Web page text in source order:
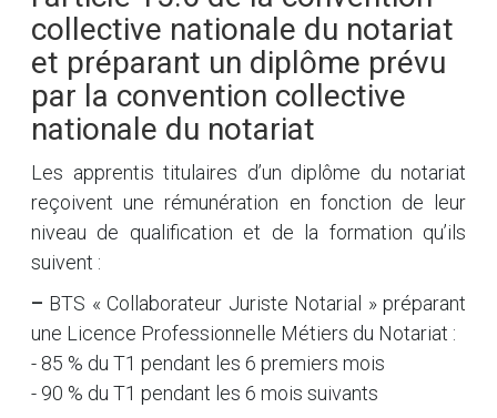
collective nationale du notariat
et préparant un diplôme prévu
par la convention collective
nationale du notariat
Les apprentis titulaires d’un diplôme du notariat
reçoivent une rémunération en fonction de leur
niveau de qualification et de la formation qu’ils
suivent :
– BTS « Collaborateur Juriste Notarial » préparant
une Licence Professionnelle Métiers du Notariat :
- 85 % du T1 pendant les 6 premiers mois
- 90 % du T1 pendant les 6 mois suivants